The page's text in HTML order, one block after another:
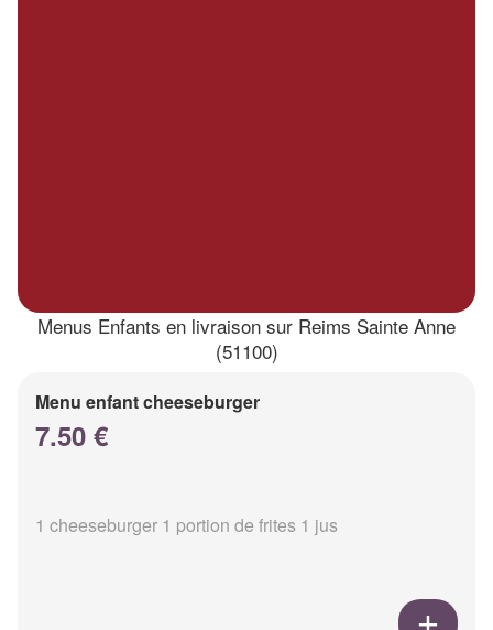
Menus Enfants en livraison sur Reims Sainte Anne
(51100)
Menu enfant cheeseburger
7.50 €
1 cheeseburger 1 portion de frites 1 jus